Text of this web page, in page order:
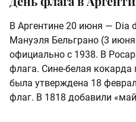
В Аргентине 20 июня — Dia
Мануэля Бельграно (3
официально с 1938. В
флага. Сине-белая кокарда
была утверждена 18
флаг. В 1818 добавили